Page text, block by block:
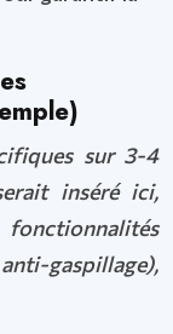
sur 3-4
inséré ici,
gaspillage),